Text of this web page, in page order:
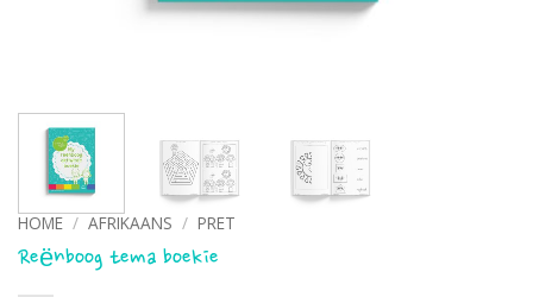
HOME / AFRIKAANS / PRET
Reënboog tema boekie